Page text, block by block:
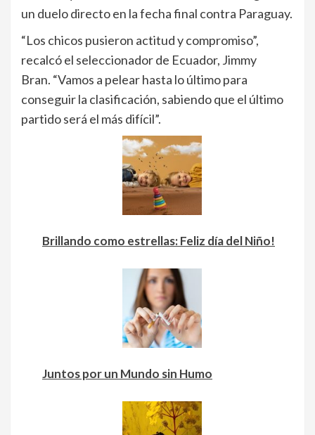
un duelo directo en la fecha final contra Paraguay.
“Los chicos pusieron actitud y compromiso”,
recalcó el seleccionador de Ecuador, Jimmy
Bran. “Vamos a pelear hasta lo último para
conseguir la clasificación, sabiendo que el último
partido será el más difícil”.
Brillando como estrellas: Feliz día del Niño!
Juntos por un Mundo sin Humo